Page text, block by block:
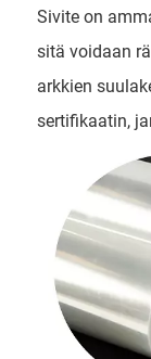
Sivite on
sitä voidaan
arkkien
sertifikaatin,